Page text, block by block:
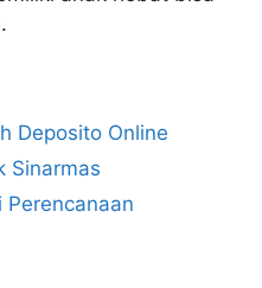
Deposito Online
Sinarmas
Perencanaan